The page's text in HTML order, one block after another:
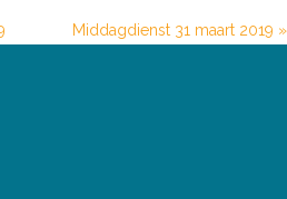
Middagdienst 31 maart 2019 »